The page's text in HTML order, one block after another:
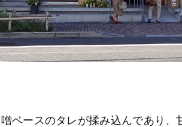
ベースのタレが揉み込んであり